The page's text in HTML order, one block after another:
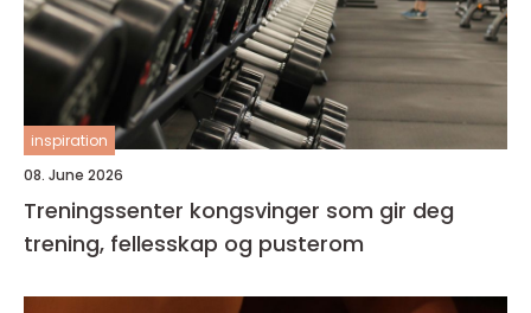
inspiration
08. June 2026
Treningssenter kongsvinger som gir deg
trening, fellesskap og pusterom